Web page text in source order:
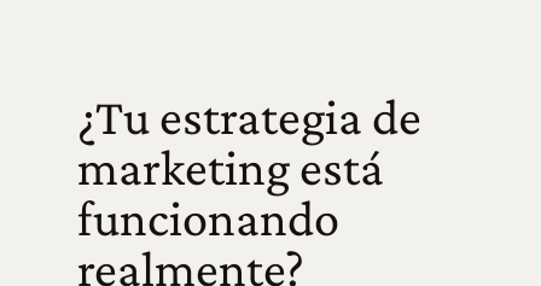
¿Tu estrategia de
marketing está
funcionando
realmente?